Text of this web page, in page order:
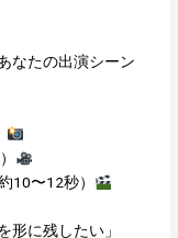
なたの出演シーン
10〜12秒）
形に残したい」